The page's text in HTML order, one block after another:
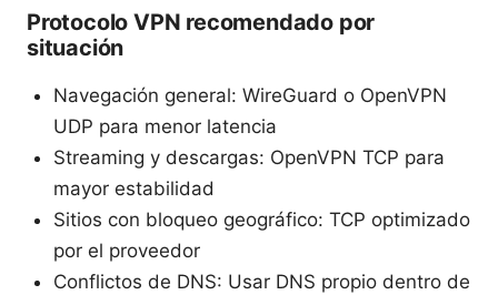
Protocolo VPN recomendado por
situación
Navegación general: WireGuard o OpenVPN
UDP para menor latencia
Streaming y descargas: OpenVPN TCP para
mayor estabilidad
Sitios con bloqueo geográfico: TCP optimizado
por el proveedor
Conflictos de DNS: Usar DNS propio dentro de